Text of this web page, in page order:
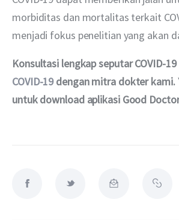
morbiditas dan mortalitas terkait
menjadi fokus penelitian yang akan
Konsultasi lengkap seputar COVID-
COVID-19 dengan mitra dokter kami.
untuk download aplikasi Good